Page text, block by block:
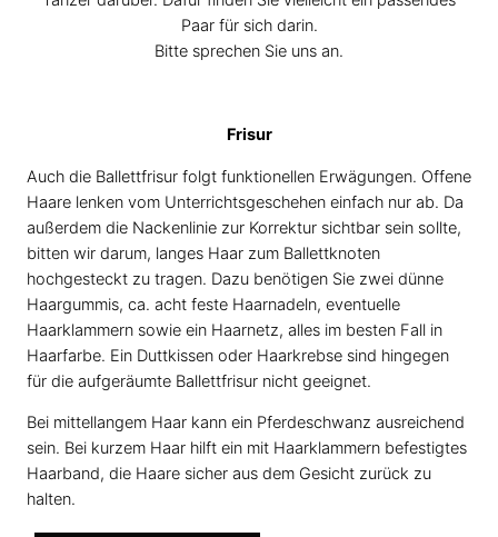
Paar für sich darin.
Bitte sprechen Sie uns an.
Frisur
Auch die Ballettfrisur folgt funktionellen Erwägungen. Offene
Haare lenken vom Unterrichtsgeschehen einfach nur ab. Da
außerdem die Nackenlinie zur Korrektur sichtbar sein sollte,
bitten wir darum, langes Haar zum Ballettknoten
hochgesteckt zu tragen. Dazu benötigen Sie zwei dünne
Haargummis, ca. acht feste Haarnadeln, eventuelle
Haarklammern sowie ein Haarnetz, alles im besten Fall in
Haarfarbe. Ein Duttkissen oder Haarkrebse sind hingegen
für die aufgeräumte Ballettfrisur nicht geeignet.
Bei mittellangem Haar kann ein Pferdeschwanz ausreichend
sein. Bei kurzem Haar hilft ein mit Haarklammern befestigtes
Haarband, die Haare sicher aus dem Gesicht zurück zu
halten.